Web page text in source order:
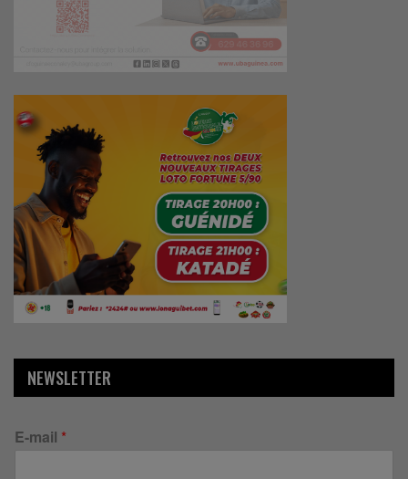
NEWSLETTER
E-mail *